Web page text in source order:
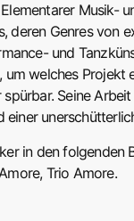
Musik-
deren Genres von
und
um welches Projekt
Seine
einer
in den folgenden
Trio Amore.